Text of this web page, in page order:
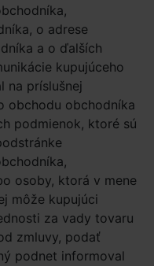
o adrese
a o ďalších
kupujúceho
na príslušnej
obchodu obchodníka
podmienok, ktoré sú
osoby, ktorá v mene
môže kupujúci
za vady tovaru
zmluvy, podať
podnet informoval